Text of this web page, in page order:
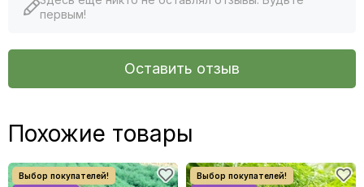
первым!
Оставить отзыв
Похожие товары